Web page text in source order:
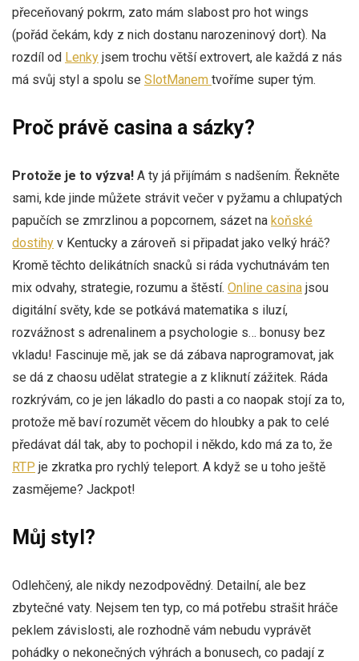
přeceňovaný pokrm, zato mám slabost pro hot wings
(pořád čekám, kdy z nich dostanu narozeninový dort). Na
rozdíl od Lenky jsem trochu větší extrovert, ale každá z nás
má svůj styl a spolu se SlotManem tvoříme super tým.
Proč právě casina a sázky?
Protože je to výzva! A ty já přijímám s nadšením. Řekněte
sami, kde jinde můžete strávit večer v pyžamu a chlupatých
papučích se zmrzlinou a popcornem, sázet na koňské
dostihy v Kentucky a zároveň si připadat jako velký hráč?
Kromě těchto delikátních snacků si ráda vychutnávám ten
mix odvahy, strategie, rozumu a štěstí. Online casina jsou
digitální světy, kde se potkává matematika s iluzí,
rozvážnost s adrenalinem a psychologie s… bonusy bez
vkladu! Fascinuje mě, jak se dá zábava naprogramovat, jak
se dá z chaosu udělat strategie a z kliknutí zážitek. Ráda
rozkrývám, co je jen lákadlo do pasti a co naopak stojí za to,
protože mě baví rozumět věcem do hloubky a pak to celé
předávat dál tak, aby to pochopil i někdo, kdo má za to, že
RTP je zkratka pro rychlý teleport. A když se u toho ještě
zasmějeme? Jackpot!
Můj styl?
Odlehčený, ale nikdy nezodpovědný. Detailní, ale bez
zbytečné vaty. Nejsem ten typ, co má potřebu strašit hráče
peklem závislosti, ale rozhodně vám nebudu vyprávět
pohádky o nekonečných výhrách a bonusech, co padají z